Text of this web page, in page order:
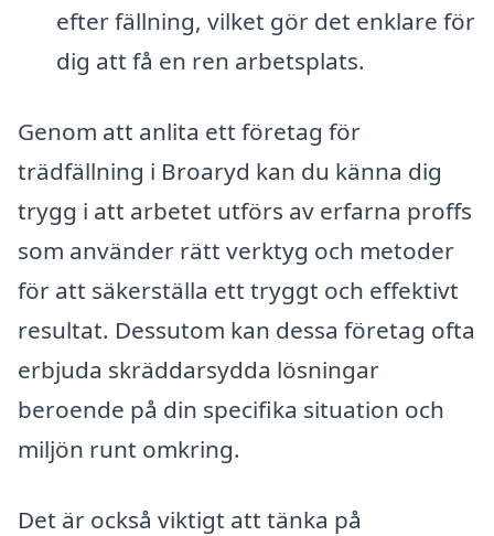
efter fällning, vilket gör det enklare för
dig att få en ren arbetsplats.
Genom att anlita ett företag för
trädfällning i Broaryd kan du känna dig
trygg i att arbetet utförs av erfarna proffs
som använder rätt verktyg och metoder
för att säkerställa ett tryggt och effektivt
resultat. Dessutom kan dessa företag ofta
erbjuda skräddarsydda lösningar
beroende på din specifika situation och
miljön runt omkring.
Det är också viktigt att tänka på